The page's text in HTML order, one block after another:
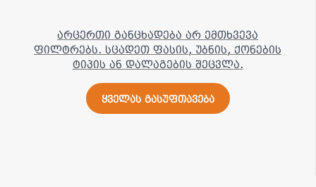
არცერთი განცხადება არ ემთხვევა
ფილტრებს. სცადეთ ფასის, უბნის, ქონების
ტიპის ან დალაგების შეცვლა.
ყველას გასუფთავება